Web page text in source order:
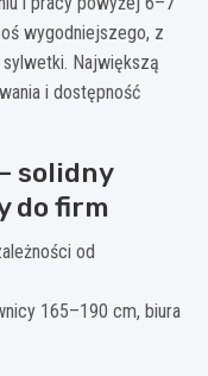
wygodniejszego, z
Największą
i dostępność
solidny
do firm
od
165–190 cm, biura